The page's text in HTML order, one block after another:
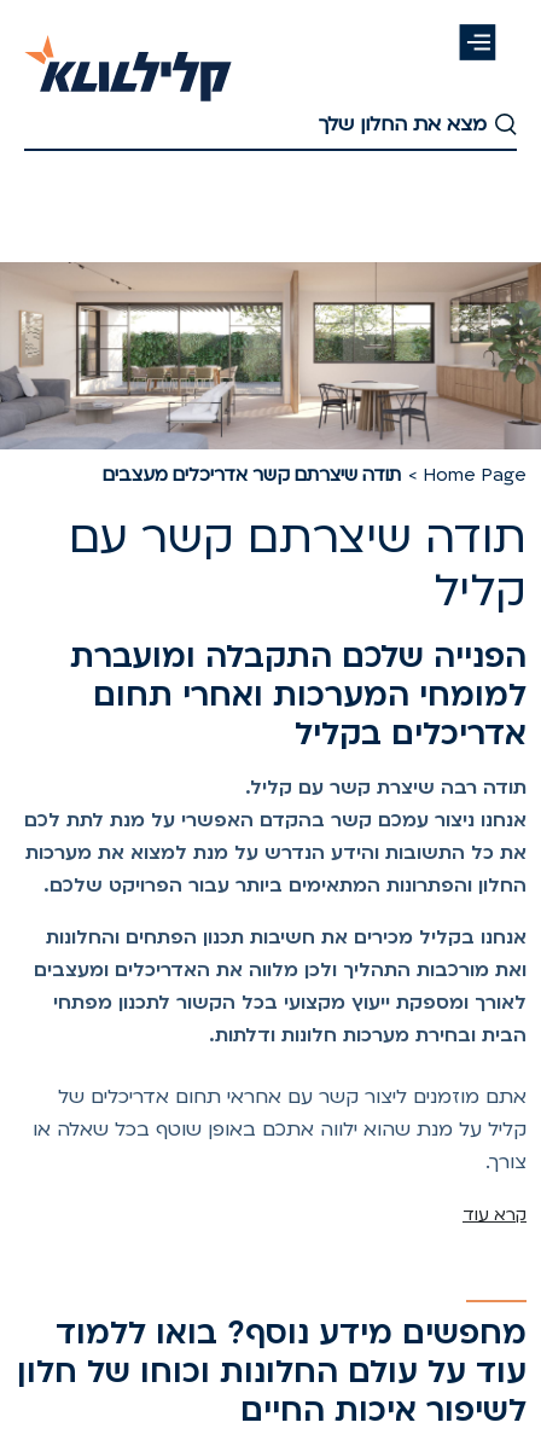
Home תודה שיצרתם קשר אדריכלים מעצבים
שיצרתם קשר עם
שלכם התקבלה ומועברת
המערכות ואחרי תחום
בקליל
רבה שיצרת קשר עם קליל.
ניצור עמכם קשר בהקדם האפשרי על מנת לתת לכם
כל התשובות והידע הנדרש על מנת למצוא את מערכות
והפתרונות המתאימים ביותר עבור הפרויקט שלכם.
בקליל מכירים את חשיבות תכנון הפתחים והחלונות
מורכבות התהליך ולכן מלווה את האדריכלים ומעצבים
ומספקת ייעוץ מקצועי בכל הקשור לתכנון מפתחי
ובחירת מערכות חלונות ודלתות.
מוזמנים ליצור קשר עם אחראי תחום אדריכלים של
על מנת שהוא ילווה אתכם באופן שוטף בכל שאלה או
עוד
מידע נוסף? בואו ללמוד
על עולם החלונות וכוחו של חלון
איכות החיים